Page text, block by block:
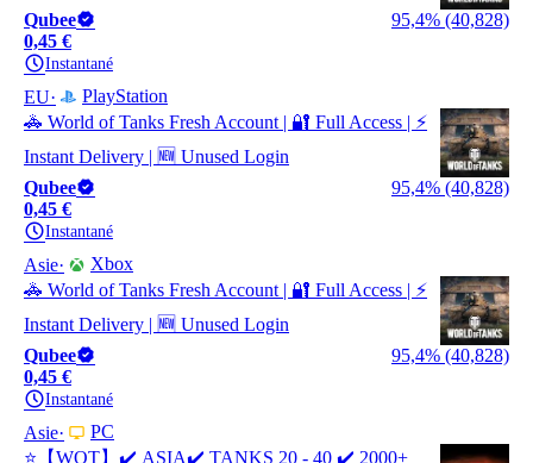
Qubee
95,4% (40,828)
0,45 €
Instantané
EU
PlayStation
🚓 World of Tanks Fresh Account | 🔐 Full Access | ⚡
Instant Delivery | 🆕 Unused Login
Qubee
95,4% (40,828)
0,45 €
Instantané
Asie
Xbox
🚓 World of Tanks Fresh Account | 🔐 Full Access | ⚡
Instant Delivery | 🆕 Unused Login
Qubee
95,4% (40,828)
0,45 €
Instantané
Asie
PC
⭐【WOT】✔️ ASIA✔️ TANKS 20 - 40 ✔️ 2000+